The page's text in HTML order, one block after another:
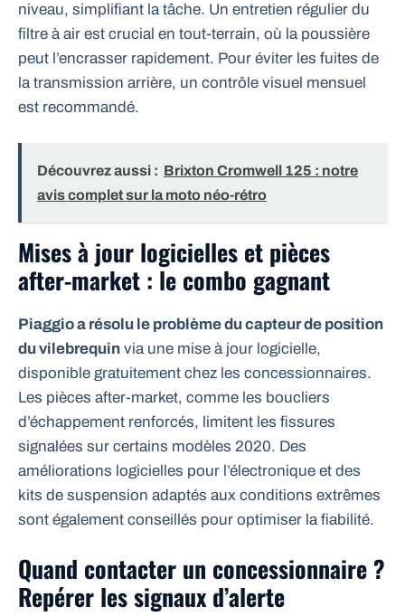
niveau, simplifiant la tâche. Un entretien régulier du
filtre à air est crucial en tout-terrain, où la poussière
peut l’encrasser rapidement. Pour éviter les fuites de
la transmission arrière, un contrôle visuel mensuel
est recommandé.
Découvrez aussi : Brixton Cromwell 125 : notre
avis complet sur la moto néo-rétro
Mises à jour logicielles et pièces
after-market : le combo gagnant
Piaggio a résolu le problème du capteur de position
du vilebrequin via une mise à jour logicielle,
disponible gratuitement chez les concessionnaires.
Les pièces after-market, comme les boucliers
d’échappement renforcés, limitent les fissures
signalées sur certains modèles 2020. Des
améliorations logicielles pour l’électronique et des
kits de suspension adaptés aux conditions extrêmes
sont également conseillés pour optimiser la fiabilité.
Quand contacter un concessionnaire ?
Repérer les signaux d’alerte